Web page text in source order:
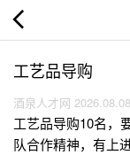
工艺品导购
酒泉人才网 2026.08.08
工艺品导购10名，
队合作精神，有上